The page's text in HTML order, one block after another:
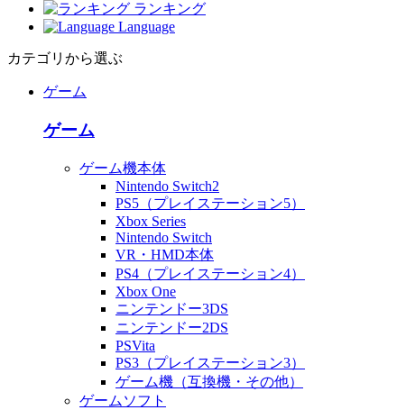
ランキング
Language
カテゴリから選ぶ
ゲーム
ゲーム
ゲーム機本体
Nintendo Switch2
PS5（プレイステーション5）
Xbox Series
Nintendo Switch
VR・HMD本体
PS4（プレイステーション4）
Xbox One
ニンテンドー3DS
ニンテンドー2DS
PSVita
PS3（プレイステーション3）
ゲーム機（互換機・その他）
ゲームソフト